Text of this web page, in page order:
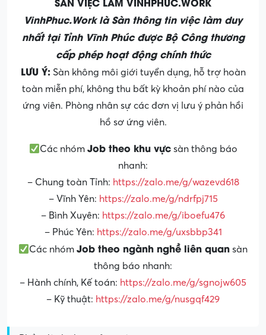
VinhPhuc.Work là Sàn thông tin việc làm duy
nhất tại Tỉnh Vĩnh Phúc được Bộ Công thương
cấp phép hoạt động chính thức
LƯU Ý: Sàn không môi giới tuyển dụng, hỗ trợ hoàn
toàn miễn phí, không thu bất kỳ khoản phí nào của
ứng viên. Phòng nhân sự các đơn vị lưu ý phản hồi
hồ sơ ứng viên.
Các nhóm Job theo khu vựcsàn thông báo
nhanh:
– Chung toàn Tỉnh: https://zalo.me/g/wazevd618
– Vĩnh Yên: https://zalo.me/g/ndrfpj715
– Bình Xuyên: https://zalo.me/g/iboefu476
– Phúc Yên: https://zalo.me/g/uxsbbp341
Các nhómJob theo ngành nghề liên quan sàn
thông báo nhanh:
– Hành chính, Kế toán: https://zalo.me/g/sgnojw605
– Kỹ thuật: https://zalo.me/g/nusgqf429